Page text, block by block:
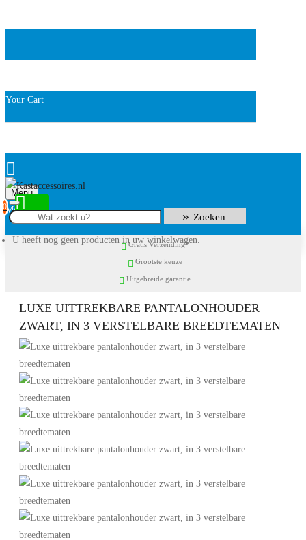
Your Cart
Menu
0
U heeft nog geen producten in uw winkelwagen.
Zoeken
Gratis Verzending*
Grootste keuze
Uitgebreide garantie
LUXE UITTREKBARE PANTALONHOUDER
ZWART, IN 3 VERSTELBARE BREEDTEMATEN